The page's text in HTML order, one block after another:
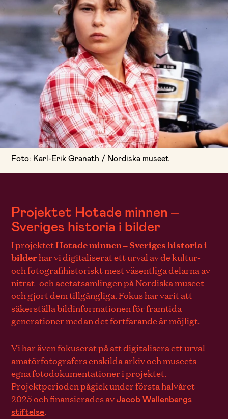
Foto: Karl-Erik Granath / Nordiska museet
Projektet Hotade minnen –
Sveriges historia i bilder
I projektetHotade minnen – Sveriges historia i
bilderhar vi digitaliserat ett urval av de kultur-
och fotografihistoriskt mest väsentliga delarna av
nitrat- och acetatsamlingen på Nordiska museet
och gjort dem tillgängliga. Fokus har varit att
säkerställa bildinformationen för framtida
generationer medan det fortfarande är möjligt.
Vi har även fokuserat på att digitalisera ett urval
amatörfotografers enskilda arkiv och museets
egna fotodokumentationer i projektet.
Projektperioden pågick under första halvåret
2025 och finansierades av Jacob Wallenbergs
stiftelse.